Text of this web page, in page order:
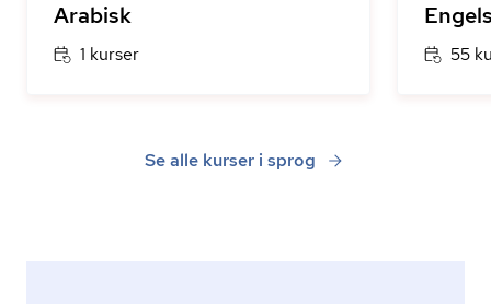
Arabisk
1 kurser 55
Se alle kurser i sprog